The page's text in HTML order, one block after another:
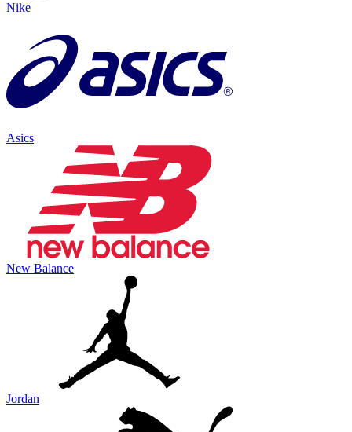
Nike
Asics
New Balance
Jordan